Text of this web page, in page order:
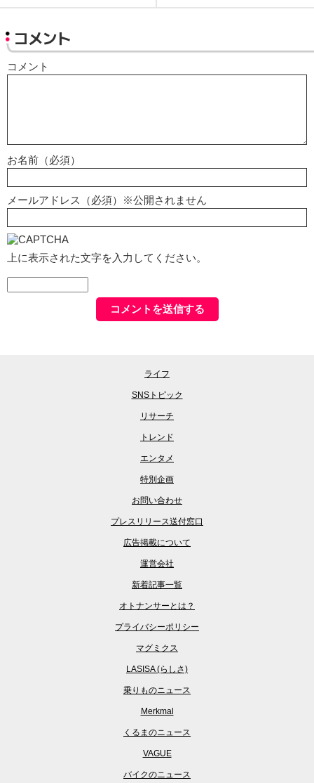
コメント
コメント
お名前（必須）
メールアドレス（必須）※公開されません
上に表示された文字を入力してください。
ライフ
SNSトピック
リサーチ
トレンド
エンタメ
特別企画
お問い合わせ
プレスリリース送付窓口
広告掲載について
運営会社
新着記事一覧
オトナンサーとは？
プライバシーポリシー
マグミクス
LASISA (らしさ)
乗りものニュース
Merkmal
くるまのニュース
VAGUE
バイクのニュース